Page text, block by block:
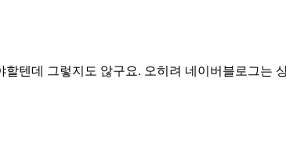
텐데 그렇지도 않구요. 오히려 네이버블로그는